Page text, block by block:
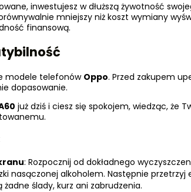
inwestujesz w dłuższą żywotność
mniejszy niż koszt wymiany
finansową.
modele telefonów Oppo. Przed zakupem
dopasowanie.
już dziś i ciesz się spokojem, wiedząc, że
: Rozpocznij od dokładnego
nasączonej alkoholem. Następnie
żadne ślady, kurz ani zabrudzenia.